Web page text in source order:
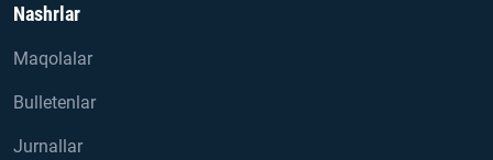
Nashrlar
Maqolalar
Bulletenlar
Jurnallar